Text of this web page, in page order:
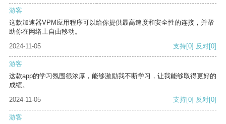
游客
这款加速器VPM应用程序可以给你提供最高速度和安全性的连接，并帮
助你在网络上自由移动。
2024-11-05
支持[0] 反对[0]
游客
这款app的学习氛围很浓厚，能够激励我不断学习，让我能够取得更好的
成绩。
2024-11-05
支持[0] 反对[0]
游客